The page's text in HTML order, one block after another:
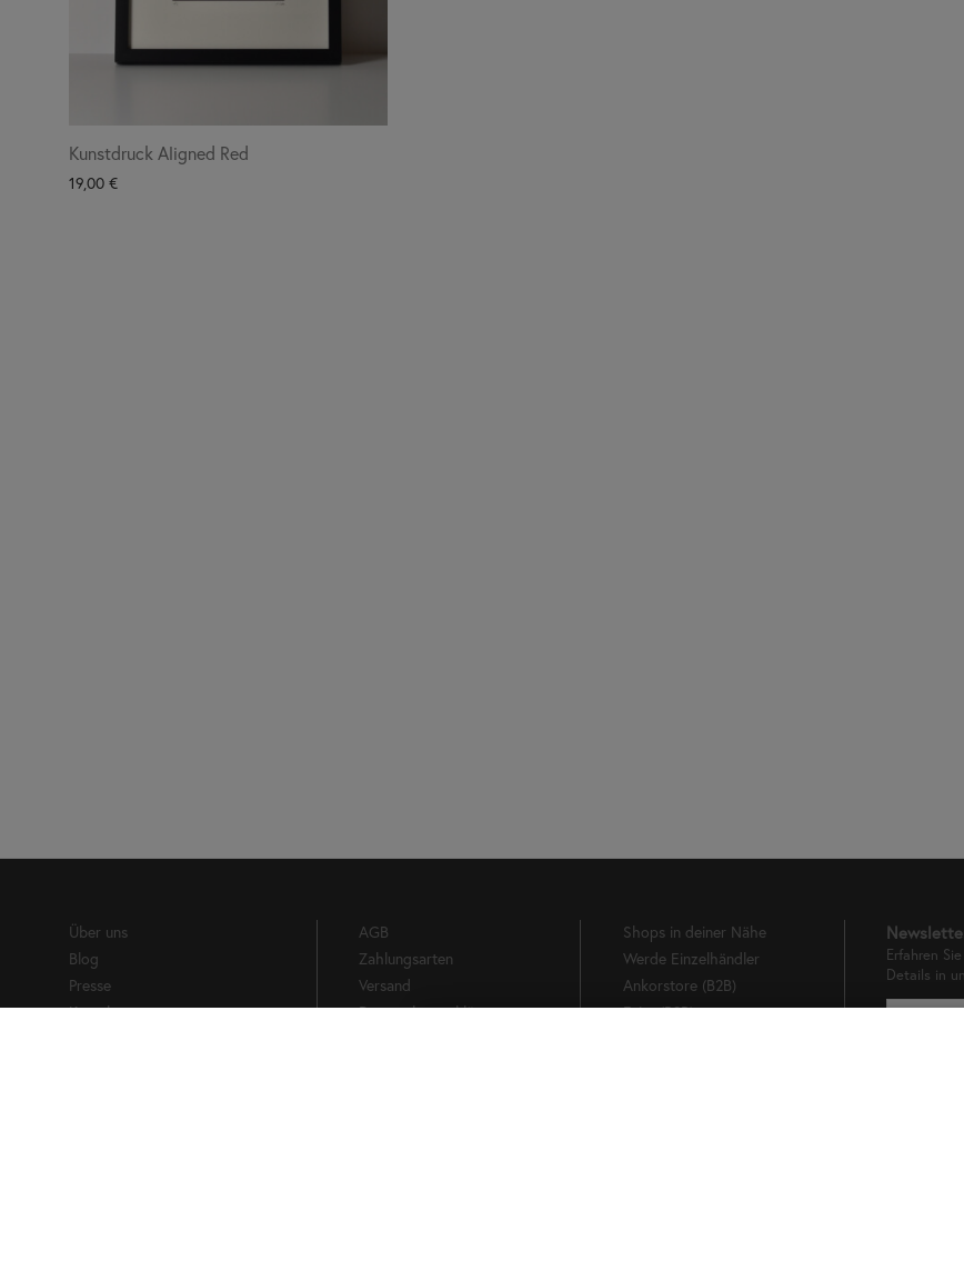
Kunstdruck Aligned Red
19,00 €
Über uns
Blog
Presse
Kontakt
AGB
Zahlungsarten
Versand
Datenschutzerklärung
Shops in deiner Nähe
Werde Einzelhändler
Ankorstore (B2B)
Faire (B2B)
Erfahren
Details in